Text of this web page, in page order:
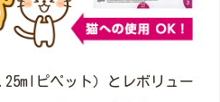
ピペット）とレボリュー